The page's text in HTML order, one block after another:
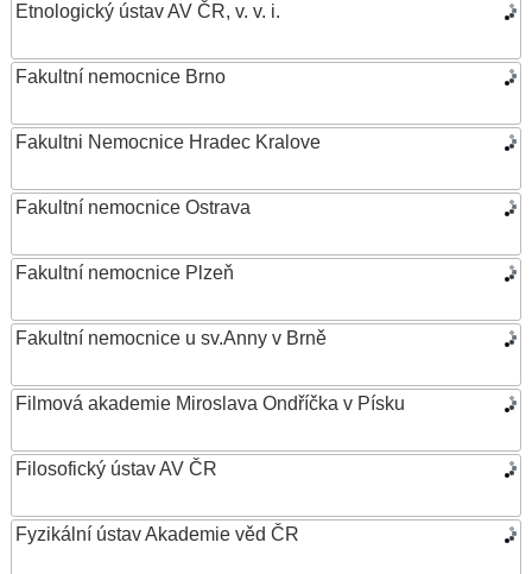
Etnologický ústav AV ČR, v. v. i.
Fakultní nemocnice Brno
Fakultni Nemocnice Hradec Kralove
Fakultní nemocnice Ostrava
Fakultní nemocnice Plzeň
Fakultní nemocnice u sv.Anny v Brně
Filmová akademie Miroslava Ondříčka v Písku
Filosofický ústav AV ČR
Fyzikální ústav Akademie věd ČR